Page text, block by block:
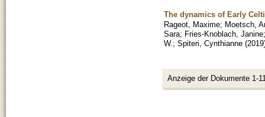
The dynamics of Early
Rageot, Maxime; Moetsch,
Sara; Fries-Knoblach, Janine
W. ; Spiteri, Cynthianne (2019
Anzeige der Dokumente 1-